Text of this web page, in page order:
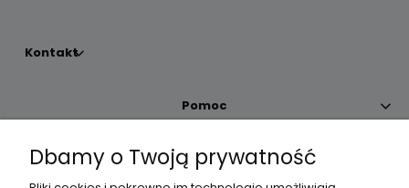
Kontakt
Pomoc
Moje konto
Dbamy o Twoją prywatność